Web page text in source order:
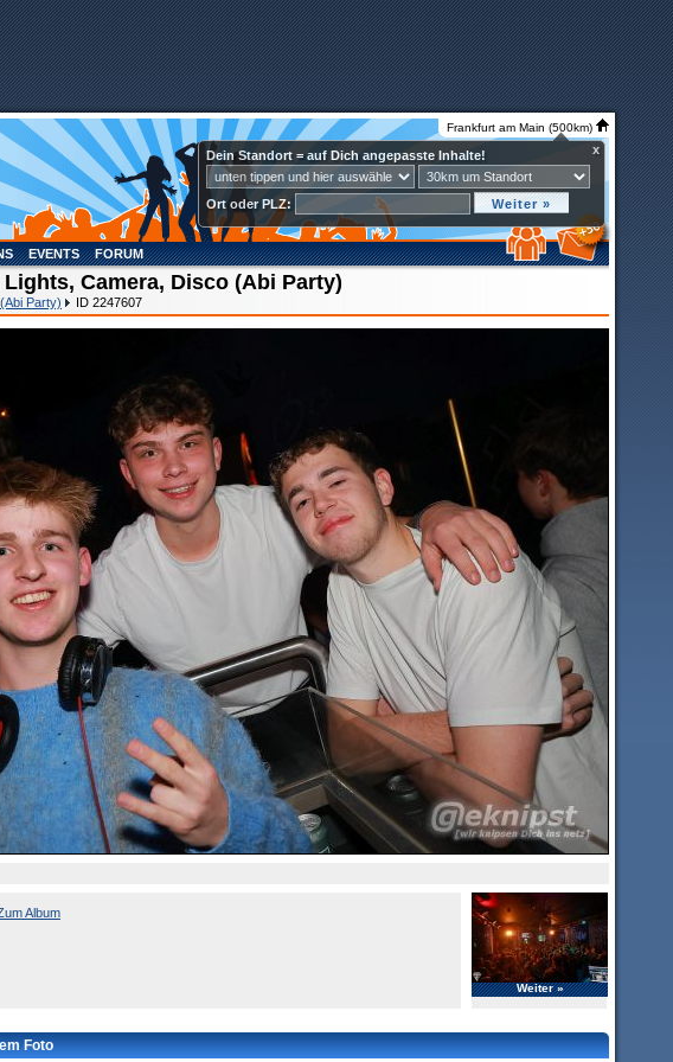
Frankfurt am Main (500km)
Dein Standort = auf Dich angepasste Inhalte! x
Ort oder PLZ:
EVENTS
FORUM
Lights, Camera, Disco (Abi Party)
Party) ID 2247607
Weiter »
Album
Foto